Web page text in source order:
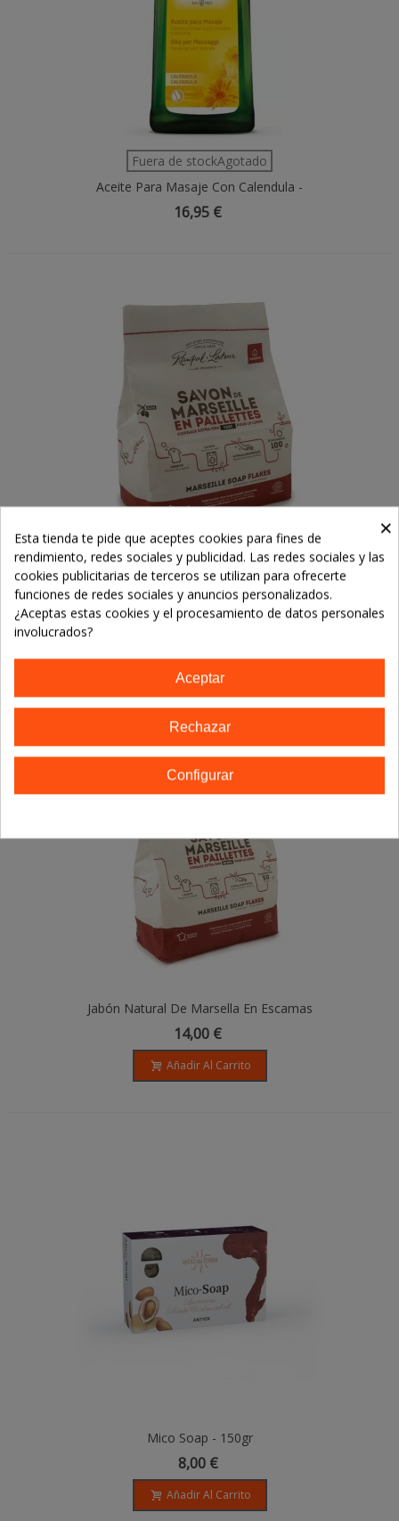
Fuera de stockAgotado
Aceite Para Masaje Con Calendula -
100ml
16,95 €
Jabón Natural De Marsella En Escamas
Con Aceite De Oliva - 1.5kg
22,20 €
Jabón Natural De Marsella En Escamas
Con Aceite Vegetal - 750gr
14,00 €
Añadir Al Carrito
Mico Soap - 150gr
8,00 €
Añadir Al Carrito
×
Esta tienda te pide que aceptes cookies para fines de
rendimiento, redes sociales y publicidad. Las redes sociales y las
cookies publicitarias de terceros se utilizan para ofrecerte
funciones de redes sociales y anuncios personalizados.
¿Aceptas estas cookies y el procesamiento de datos personales
involucrados?
Aceptar
Rechazar
Configurar